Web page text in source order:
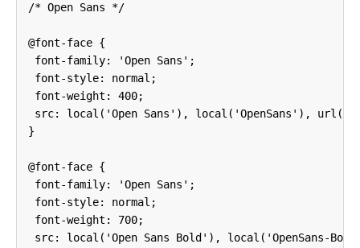
/* Open Sans */
@font-face {
font-family: 'Open Sans';
font-style: normal;
font-weight: 400;
src: local('Open Sans'), local('OpenSans'), url(//
}
@font-face {
font-family: 'Open Sans';
font-style: normal;
font-weight: 700;
src: local('Open Sans Bold'), local('OpenSans-